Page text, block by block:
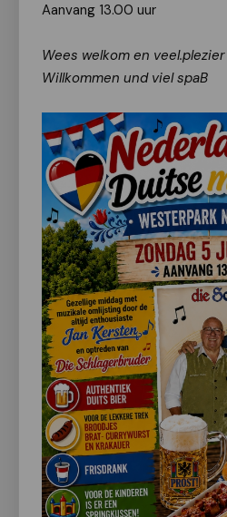
Aanvang 13.00 uur
Wees welkom en veel.plezier
Willkommen und viel spaB